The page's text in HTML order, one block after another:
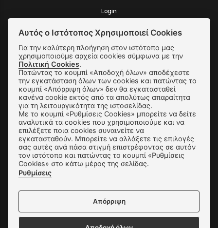
Login
SUBSCRIBE
Αποστολές & Αλλαγές
Τρόποι Παραγγελίας & Πληρωμής
Όροι Χρήσης & Ασφάλεια
Πολιτική Απορρήτου
Ρυθμίσεις Cookies
Αυτός ο Ιστότοπος Χρησιμοποιεί Cookies
Για την καλύτερη πλοήγηση στον ιστότοπο μας
χρησιμοποιούμε αρχεία cookies σύμφωνα με την
Πολιτική Cookies.
Πατώντας το κουμπί «Αποδοχή όλων» αποδέχεστε
την εγκατάσταση όλων των cookies και πατώντας το
κουμπί «Απόρριψη όλων» δεν θα εγκατασταθεί
κανένα cookie εκτός από τα απολύτως απαραίτητα
για τη λειτουργικότητα της ιστοσελίδας.
Με το κουμπί «Ρυθμίσεις Cookies» μπορείτε να δείτε
αναλυτικά τα cookies που χρησιμοποιούμε και να
επιλέξετε ποια cookies συναινείτε να
εγκατασταθούν. Μπορείτε να αλλάξετε τις επιλογές
σας αυτές ανά πάσα στιγμή επιστρέφοντας σε αυτόν
τον ιστότοπο και πατώντας το κουμπί «Ρυθμίσεις
Cookies» στο κάτω μέρος της σελίδας.
Ρυθμίσεις
Απόρριψη